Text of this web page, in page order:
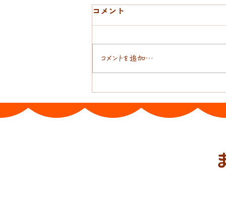
ばってんおんぶ
コメント
コメントを追加…